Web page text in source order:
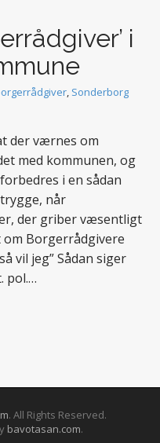
i
, Sonderborg
der værnes om
med kommunen, og
i en sådan
når
der griber væsentligt
om Borgerrådgivere
vil jeg” Sådan siger
pol.…
. All Rights Reserved.
bavotasan.com.